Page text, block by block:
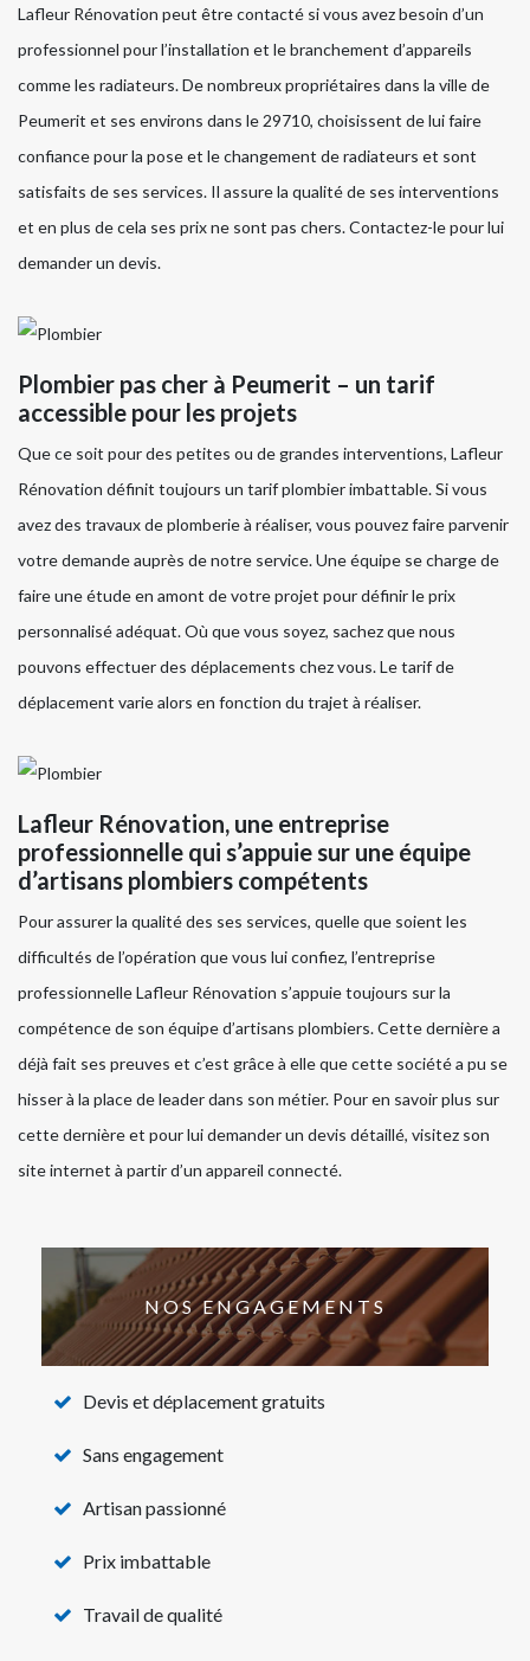
Lafleur Rénovation peut être contacté si vous avez besoin d’un
professionnel pour l’installation et le branchement d’appareils
comme les radiateurs. De nombreux propriétaires dans la ville de
Peumerit et ses environs dans le 29710, choisissent de lui faire
confiance pour la pose et le changement de radiateurs et sont
satisfaits de ses services. Il assure la qualité de ses interventions
et en plus de cela ses prix ne sont pas chers. Contactez-le pour lui
demander un devis.
Plombier pas cher à Peumerit – un tarif
accessible pour les projets
Que ce soit pour des petites ou de grandes interventions, Lafleur
Rénovation définit toujours un tarif plombier imbattable. Si vous
avez des travaux de plomberie à réaliser, vous pouvez faire parvenir
votre demande auprès de notre service. Une équipe se charge de
faire une étude en amont de votre projet pour définir le prix
personnalisé adéquat. Où que vous soyez, sachez que nous
pouvons effectuer des déplacements chez vous. Le tarif de
déplacement varie alors en fonction du trajet à réaliser.
Lafleur Rénovation, une entreprise
professionnelle qui s’appuie sur une équipe
d’artisans plombiers compétents
Pour assurer la qualité des ses services, quelle que soient les
difficultés de l’opération que vous lui confiez, l’entreprise
professionnelle Lafleur Rénovation s’appuie toujours sur la
compétence de son équipe d’artisans plombiers. Cette dernière a
déjà fait ses preuves et c’est grâce à elle que cette société a pu se
hisser à la place de leader dans son métier. Pour en savoir plus sur
cette dernière et pour lui demander un devis détaillé, visitez son
site internet à partir d’un appareil connecté.
NOS ENGAGEMENTS
Devis et déplacement gratuits
Sans engagement
Artisan passionné
Prix imbattable
Travail de qualité